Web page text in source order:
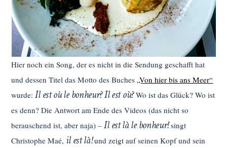
Hier noch ein Song, der es nicht in die Sendung geschafft hat
und dessen Titel das Motto des Buches„Von hier bis ans Meer“
wurde:Il est où le bonheur? Il est où?Wo ist das Glück? Wo ist
es denn? Die Antwort am Ende des Videos (das nicht so
berauschend ist, aber naja) –Il est là le bonheur!singt
Christophe Maé, il est là!und zeigt auf seinen Kopf und sein